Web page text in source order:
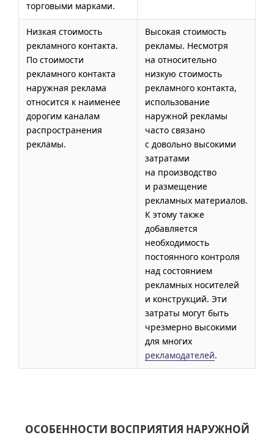
торговыми марками.
Низкая стоимость
рекламного контакта.
По стоимости
рекламного контакта
наружная реклама
относится к наименее
дорогим каналам
распространения
рекламы.
Высокая стоимость
рекламы. Несмотря
на относительно
низкую стоимость
рекламного контакта,
использование
наружной рекламы
часто связано
с довольно высокими
затратами
на производство
и размещение
рекламных материалов.
К этому также
добавляется
необходимость
постоянного контроля
над состоянием
рекламных носителей
и конструкций. Эти
затраты могут быть
чрезмерно высокими
для многих
рекламодателей.
ОСОБЕННОСТИ ВОСПРИЯТИЯ НАРУЖНОЙ